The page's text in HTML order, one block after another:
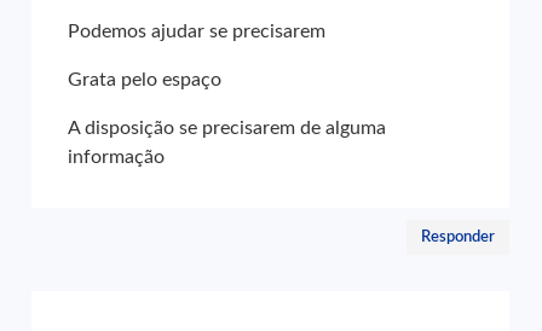
Podemos ajudar se precisarem
Grata pelo espaço
A disposição se precisarem de alguma
informação
Responder